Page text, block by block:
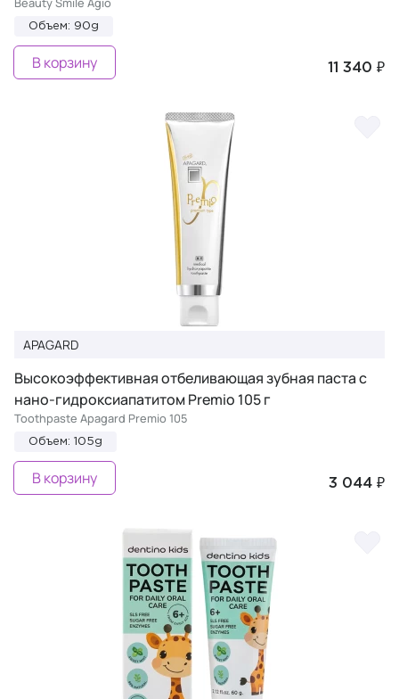
Объем: 90g
11 340 ₽
В корзину
APAGARD
Высокоэффективная отбеливающая зубная паста с
нано-гидроксиапатитом Premio 105 г
Toothpaste Apagard Premio 105
Объем: 105g
3 044 ₽
В корзину